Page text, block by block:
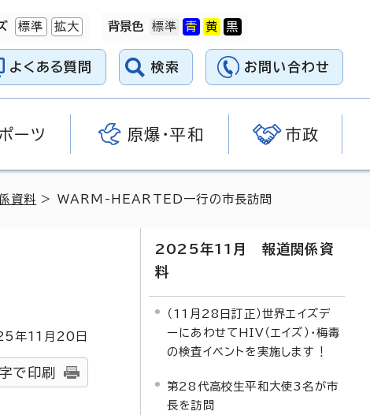
標準 拡大 背景色
よくある質問 検索 お問い合わせ
ーツ 原爆・平和 市政
資料 > WARM-HEARTED一行の市長訪問
年11 月 20 日
で印刷
2025年11月 報道関係資
料
（11月28日訂正）世界エイズデ
ーにあわせてHIV（エイズ）・梅毒
の検査イベントを実施します！
第28代高校生平和大使3名が市
長を訪問